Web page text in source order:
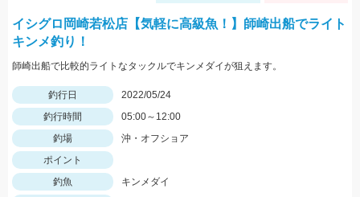
イシグロ岡崎若松店【気軽に高級魚！】師崎出船でライト
キンメ釣り！
師崎出船で比較的ライトなタックルでキンメダイが狙えます。
釣行日
2022/05/24
釣行時間
05:00～12:00
釣場
沖・オフショア
ポイント
釣魚
キンメダイ